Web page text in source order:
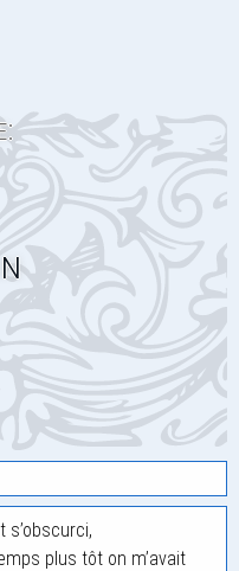
s’obscurci,
plus tôt on m’avait